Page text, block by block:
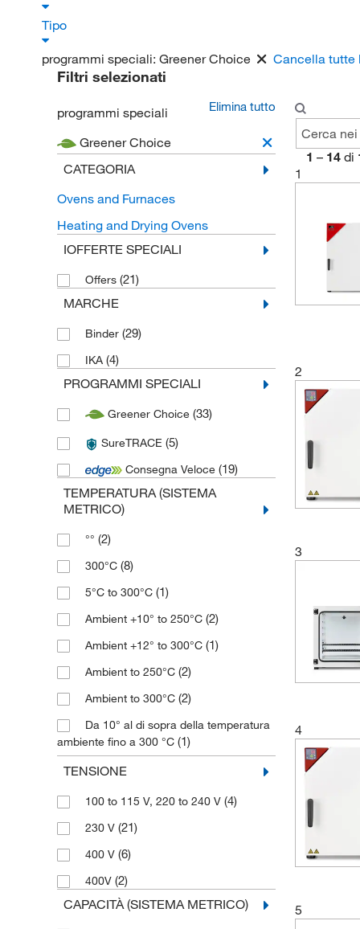
Tipo
programmi speciali: Greener Choice Cancella tutte
Filtri selezionati
Elimina tutto
programmi speciali
Greener Choice
CATEGORIA
Ovens and Furnaces
Heating and Drying Ovens
IOFFERTE SPECIALI
Offers (21)
MARCHE
Binder (29)
IKA (4)
PROGRAMMI SPECIALI
Greener Choice (33)
SureTRACE (5)
Consegna Veloce (19)
TEMPERATURA (SISTEMA
METRICO)
°° (2)
300°C (8)
5°C to 300°C (1)
Ambient +10° to 250°C (2)
Ambient +12° to 300°C (1)
Ambient to 250°C (2)
Ambient to 300°C (2)
Da 10° al di sopra della temperatura
ambiente fino a 300 °C (1)
Da 5° al di sopra della temperatura
12°CAsopraLa temperaturaAmbiente fino
300°C
5°CAsopraLa temperaturaAmbiente fino
300°C(1)
TENSIONE
100 to 115 V, 220 to 240 V (4)
230 V (21)
400 V (6)
400V (2)
CAPACITÀ (SISTEMA METRICO)
1 – 14 di
1
2
3
4
5